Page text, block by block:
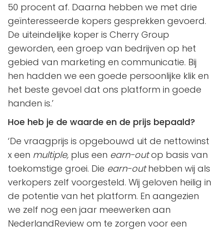
50 procent af. Daarna hebben we met drie
geïnteresseerde kopers gesprekken gevoerd.
De uiteindelijke koper is Cherry Group
geworden, een groep van bedrijven op het
gebied van marketing en communicatie. Bij
hen hadden we een goede persoonlijke klik en
het beste gevoel dat ons platform in goede
handen is.’
Hoe heb je de waarde en de prijs bepaald?
‘De vraagprijs is opgebouwd uit de nettowinst
x een multiple, plus een earn-outop basis van
toekomstige groei. Die earn-outhebben wij als
verkopers zelf voorgesteld. Wij geloven heilig in
de potentie van het platform. En aangezien
we zelf nog een jaar meewerken aan
NederlandReview om te zorgen voor een